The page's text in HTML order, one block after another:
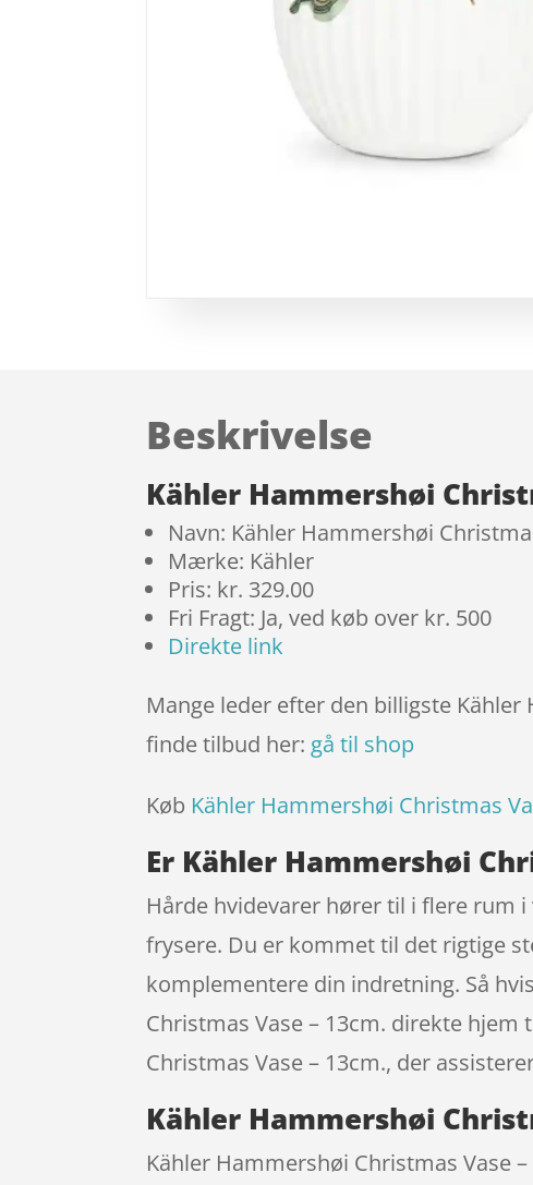
Beskrivelse
Kähler Hammershøi
Navn: Kähler Hammershøi
Mærke: Kähler
Pris: kr. 329.00
Fri Fragt: Ja, ved køb over kr. 500
Direkte link
Mange leder efter den billigste
finde tilbud her: gå til shop
Køb Kähler Hammershøi Christmas
Er Kähler Hammershøi
Hårde hvidevarer hører til i flere rum
frysere. Du er kommet til det rigtige
komplementere din indretning. Så
Christmas Vase – 13cm. direkte
Christmas Vase – 13cm., der
Kähler Hammershøi
Kähler Hammershøi Christmas Vase